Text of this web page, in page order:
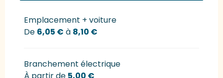
Tarifs 2027
Emplacement + voiture
De 6,05 € à 8,10 €
Branchement électrique